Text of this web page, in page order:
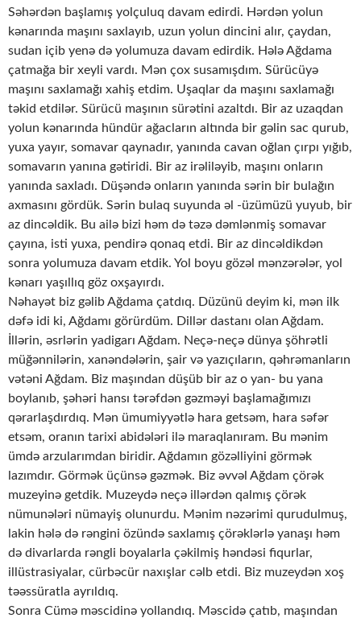
Səhərdən başlamış yolçuluq davam edirdi. Hərdən yolun
kənarında maşını saxlayıb, uzun yolun dincini alır, çaydan,
sudan içib yenə də yolumuza davam edirdik. Hələ Ağdama
çatmağa bir xeyli vardı. Mən çox susamışdım. Sürücüyə
maşını saxlamağı xahiş etdim. Uşaqlar da maşını saxlamağı
təkid etdilər. Sürücü maşının sürətini azaltdı. Bir az uzaqdan
yolun kənarında hündür ağacların altında bir gəlin sac qurub,
yuxa yayır, somavar qaynadır, yanında cavan oğlan çırpı yığıb,
somavarın yanına gətiridi. Bir az irəliləyib, maşını onların
yanında saxladı. Düşəndə onların yanında sərin bir bulağın
axmasını gördük. Sərin bulaq suyunda əl -üzümüzü yuyub, bir
az dincəldik. Bu ailə bizi həm də təzə dəmlənmiş somavar
çayına, isti yuxa, pendirə qonaq etdi. Bir az dincəldikdən
sonra yolumuza davam etdik. Yol boyu gözəl mənzərələr, yol
kənarı yaşıllıq göz oxşayırdı.
Nəhayət biz gəlib Ağdama çatdıq. Düzünü deyim ki, mən ilk
dəfə idi ki, Ağdamı görürdüm. Dillər dastanı olan Ağdam.
İllərin, əsrlərin yadigarı Ağdam. Neçə-neçə dünya şöhrətli
müğənnilərin, xanəndələrin, şair və yazıçıların, qəhrəmanların
vətəni Ağdam. Biz maşından düşüb bir az o yan- bu yana
boylanıb, şəhəri hansı tərəfdən gəzməyi başlamağımızı
qərarlaşdırdıq. Mən ümumiyyətlə hara getsəm, hara səfər
etsəm, oranın tarixi abidələri ilə maraqlanıram. Bu mənim
ümdə arzularımdan biridir. Ağdamın gözəlliyini görmək
lazımdır. Görmək üçünsə gəzmək. Biz əvvəl Ağdam çörək
muzeyinə getdik. Muzeydə neçə illərdən qalmış çörək
nümunələri nümayiş olunurdu. Mənim nəzərimi qurudulmuş,
lakin hələ də rəngini özündə saxlamış çörəklərlə yanaşı həm
də divarlarda rəngli boyalarla çəkilmiş həndəsi fiqurlar,
illüstrasiyalar, cürbəcür naxışlar cəlb etdi. Biz muzeydən xoş
təəssüratla ayrıldıq.
Sonra Cümə məscidinə yollandıq. Məscidə çatıb, maşından